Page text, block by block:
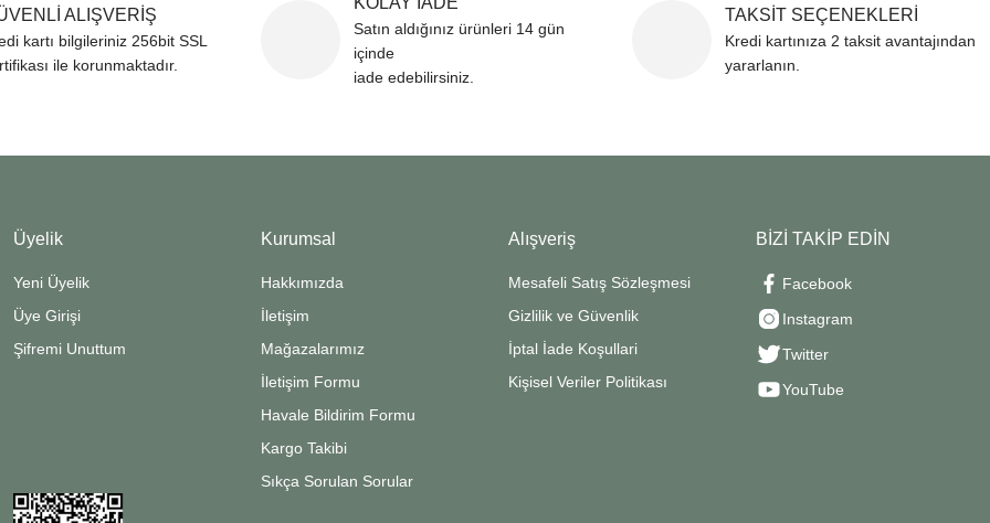
ALIŞVERİŞ
kartı bilgileriniz 256bit SSL
ile korunmaktadır.
Satın aldığınız ürünleri 14 gün
içinde
iade edebilirsiniz.
TAKSİT SEÇENEKLERİ
Kredi kartınıza 2 taksit avantajından
yararlanın.
Üyelik
Yeni Üyelik
Üye Girişi
Şifremi Unuttum
Kurumsal
Hakkımızda
İletişim
Mağazalarımız
İletişim Formu
Havale Bildirim Formu
Kargo Takibi
Sıkça Sorulan Sorular
Alışveriş
Mesafeli Satış Sözleşmesi
Gizlilik ve Güvenlik
İptal İade Koşullari
Kişisel Veriler Politikası
BİZİ TAKİP EDİN
Facebook
Instagram
Twitter
YouTube